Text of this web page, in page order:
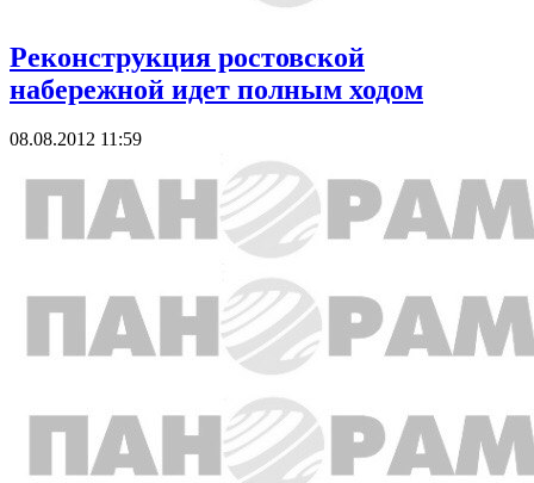
Реконструкция ростовской
набережной идет полным ходом
08.08.2012 11:59